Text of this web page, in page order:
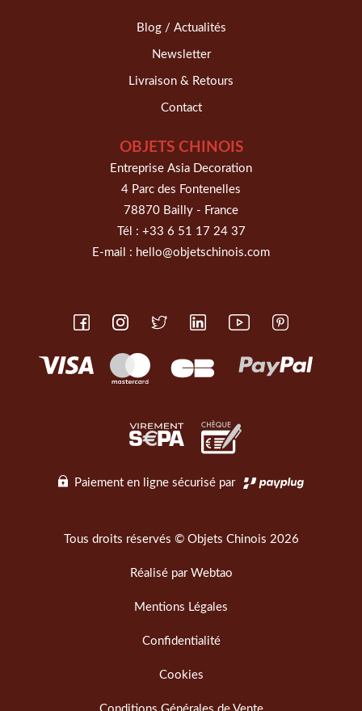
Blog / Actualités
Newsletter
Livraison & Retours
Contact
OBJETS CHINOIS
Entreprise Asia Decoration
4 Parc des Fontenelles
78870 Bailly - France
Tél : +33 6 51 17 24 37
E-mail : hello@objetschinois.com
Paiement en ligne sécurisé par
Tous droits réservés © Objets Chinois 2026
Réalisé par Webtao
Mentions Légales
Confidentialité
Cookies